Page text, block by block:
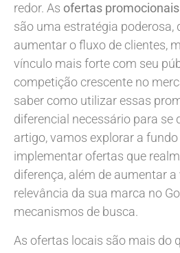
redor. As ofertas
são uma estratégia poderosa,
aumentar o fluxo de clientes,
vínculo mais forte com seu
competição crescente no
saber como utilizar essas
diferencial necessário para se
artigo, vamos explorar a
implementar ofertas que
diferença, além de aumentar
relevância da sua marca no
mecanismos de busca.
As ofertas locais são mais do